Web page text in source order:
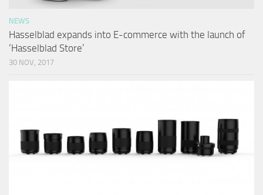
NEWS
Hasselblad expands into E-commerce with the launch of
‘Hasselblad Store’
30 NOV, 2017